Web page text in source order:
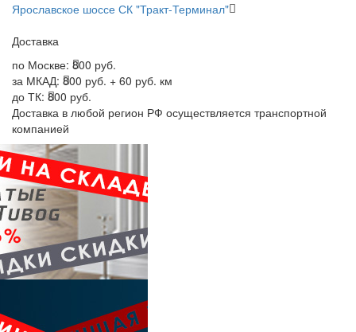
Ярославское шоссе СК "Тракт-Терминал"
Доставка
по Москве: 800 руб.
за МКАД: 800 руб. + 60 руб. км
до ТК: 800 руб.
Доставка в любой регион РФ осуществляется транспортной
компанией